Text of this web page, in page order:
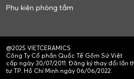
Phụ kiện phòng tắm
@2025 VIETCERAMICS
Công Ty Cổ phần Quốc Tế Gốm Sứ Việt
cấp ngày 30/07/2011. Đăng ký thay đổi lần
tư TP. Hồ Chí Minh ngày 06/06/2022.